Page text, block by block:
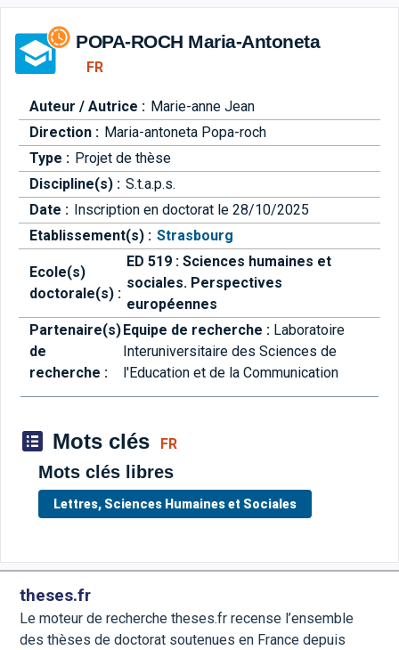
Aller directement à la barre
POPA-ROCH Maria-Antoneta
FR
Auteur / Autrice : Marie-anne Jean
Direction : Maria-antoneta Popa-roch
Type : Projet de thèse
Discipline(s) : S.t.a.p.s.
Date : Inscription en doctorat le 28/10/2025
Etablissement(s) : Strasbourg
Ecole(s)
doctorale(s) :
ED 519 : Sciences humaines et
sociales. Perspectives
européennes
Partenaire(s)
de
recherche :
Equipe de recherche : Laboratoire
Interuniversitaire des Sciences de
l'Education et de la Communication
Mots clés FR
Mots clés libres
Lettres, Sciences Humaines et Sociales
theses.fr
Le moteur de recherche theses.fr recense l’ensemble
des thèses de doctorat soutenues en France depuis